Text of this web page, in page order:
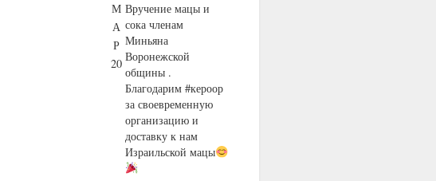
М
А
Р
20
Вручение мацы и
сока членам
Миньяна
Воронежской
общины .
Благодарим #кероор
за своевременную
организацию и
доставку к нам
Израильской мацы